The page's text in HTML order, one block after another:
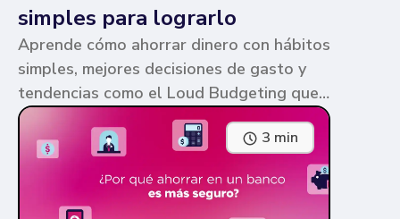
simples para lograrlo
Aprende cómo ahorrar dinero con hábitos
simples, mejores decisiones de gasto y
tendencias como el Loud Budgeting que
pueden ayudarte a cumplir tus metas.
3 min